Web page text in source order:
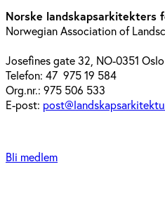
Norske landskapsarkitekters
Norwegian Association of
Josefines gate 32, NO-0351 Oslo
Telefon: 47 975 19 584
Org.nr.: 975 506 533
E-post:
Bli medlem